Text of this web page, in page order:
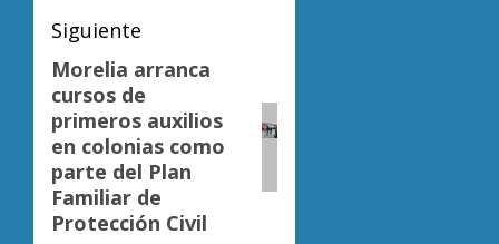
Siguiente
Siguiente
entrada:
Morelia arranca
cursos de
primeros auxilios
en colonias como
parte del Plan
Familiar de
Protección Civil